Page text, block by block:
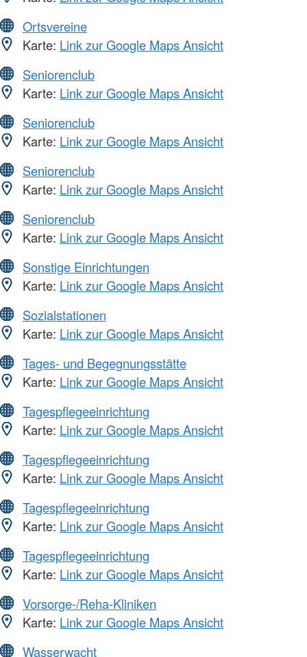
Ortsvereine
Karte: Link zur Google Maps Ansicht
Seniorenclub
Karte: Link zur Google Maps Ansicht
Seniorenclub
Karte: Link zur Google Maps Ansicht
Seniorenclub
Karte: Link zur Google Maps Ansicht
Seniorenclub
Karte: Link zur Google Maps Ansicht
Sonstige Einrichtungen
Karte: Link zur Google Maps Ansicht
Sozialstationen
Karte: Link zur Google Maps Ansicht
Tages- und Begegnungsstätte
Karte: Link zur Google Maps Ansicht
Tagespflegeeinrichtung
Karte: Link zur Google Maps Ansicht
Tagespflegeeinrichtung
Karte: Link zur Google Maps Ansicht
Tagespflegeeinrichtung
Karte: Link zur Google Maps Ansicht
Tagespflegeeinrichtung
Karte: Link zur Google Maps Ansicht
Vorsorge-/Reha-Kliniken
Karte: Link zur Google Maps Ansicht
Wasserwacht